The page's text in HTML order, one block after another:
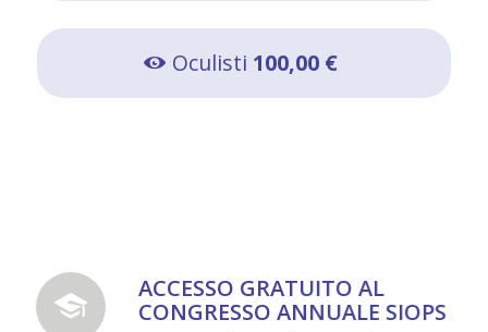
Oculisti 100,00 €
ACCESSO GRATUITO AL
CONGRESSO ANNUALE SIOPS